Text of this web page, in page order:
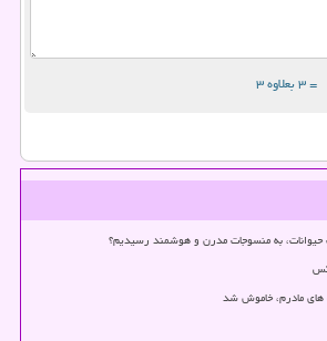
= ۳ بعلاوه ۳
به منسوجات مدرن و هوشمند رسیدیم؟
مادرم، خاموش شد